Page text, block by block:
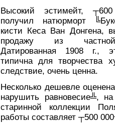
Высокий эстимейт,
получил натюрморт
кисти Кеса Ван Донгена,
продажу из
Датированная 1908 г.,
типична для творчества
следствие, очень ценна.
Несколько дешевле
нарушить равновесие╩,
старинной коллекции
работы составляет ┬500